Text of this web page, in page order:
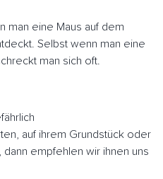
man eine Maus auf dem
Selbst wenn man eine
man sich oft.
auf ihrem Grundstück oder
empfehlen wir ihnen uns